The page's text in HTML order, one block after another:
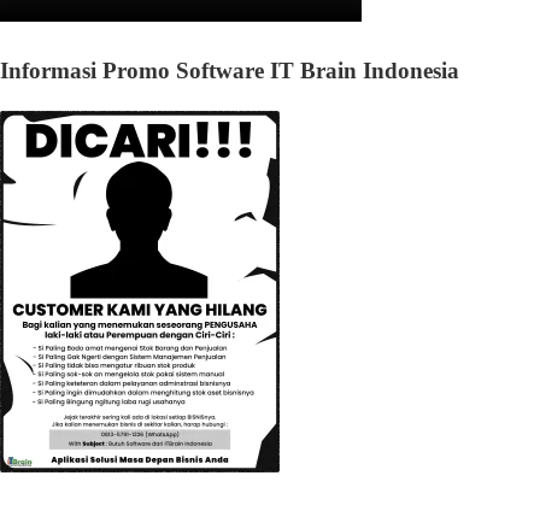
Informasi Promo Software IT Brain Indonesia